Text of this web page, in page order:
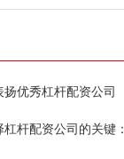
优秀杠杆配资公司
杆配资公司的关键：